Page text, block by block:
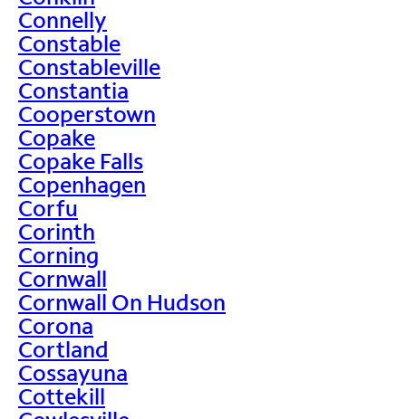
Connelly
Constable
Constableville
Constantia
Cooperstown
Copake
Copake Falls
Copenhagen
Corfu
Corinth
Corning
Cornwall
Cornwall On Hudson
Corona
Cortland
Cossayuna
Cottekill